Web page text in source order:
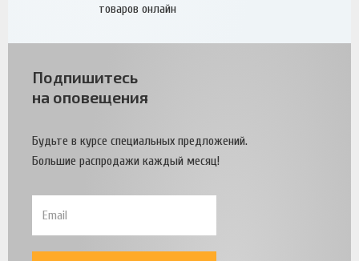
товаров онлайн
Подпишитесь
на оповещения
Будьте в курсе специальных предложений.
Большие распродажи каждый месяц!